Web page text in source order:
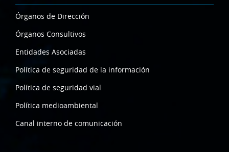
Órganos de Dirección
Órganos Consultivos
Entidades Asociadas
Política de seguridad de la información
Política de seguridad vial
Política medioambiental
Canal interno de comunicación